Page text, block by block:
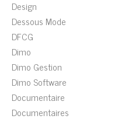
Design
Dessous Mode
DFCG
Dimo
Dimo Gestion
Dimo Software
Documentaire
Documentaires